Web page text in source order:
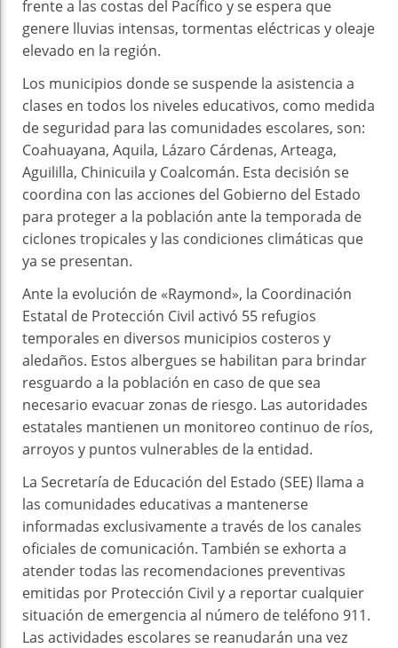
frente a las costas del Pacífico y se espera que
genere lluvias intensas, tormentas eléctricas y oleaje
elevado en la región.
Los municipios donde se suspende la asistencia a
clases en todos los niveles educativos, como medida
de seguridad para las comunidades escolares, son:
Coahuayana, Aquila, Lázaro Cárdenas, Arteaga,
Aguililla, Chinicuila y Coalcomán. Esta decisión se
coordina con las acciones del Gobierno del Estado
para proteger a la población ante la temporada de
ciclones tropicales y las condiciones climáticas que
ya se presentan.
Ante la evolución de «Raymond», la Coordinación
Estatal de Protección Civil activó 55 refugios
temporales en diversos municipios costeros y
aledaños. Estos albergues se habilitan para brindar
resguardo a la población en caso de que sea
necesario evacuar zonas de riesgo. Las autoridades
estatales mantienen un monitoreo continuo de ríos,
arroyos y puntos vulnerables de la entidad.
La Secretaría de Educación del Estado (SEE) llama a
las comunidades educativas a mantenerse
informadas exclusivamente a través de los canales
oficiales de comunicación. También se exhorta a
atender todas las recomendaciones preventivas
emitidas por Protección Civil y a reportar cualquier
situación de emergencia al número de teléfono 911.
Las actividades escolares se reanudarán una vez